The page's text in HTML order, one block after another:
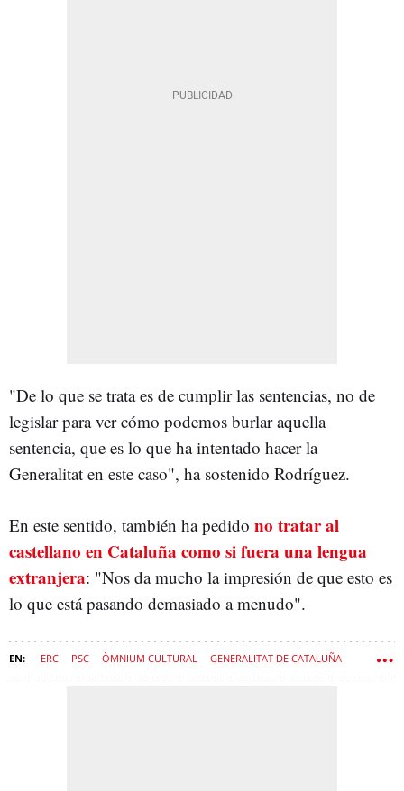
"De lo que se trata es de cumplir las sentencias, no de
legislar para ver cómo podemos burlar aquella
sentencia, que es lo que ha intentado hacer la
Generalitat en este caso", ha sostenido Rodríguez.
En este sentido, también ha pedido no tratar al
castellano en Cataluña como si fuera una lengua
extranjera: "Nos da mucho la impresión de que esto es
lo que está pasando demasiado a menudo".
ERC PSC ÒMNIUM CULTURAL GENERALITAT DE CATALUÑA